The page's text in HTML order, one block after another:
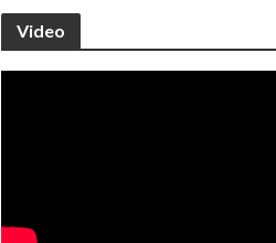
Video